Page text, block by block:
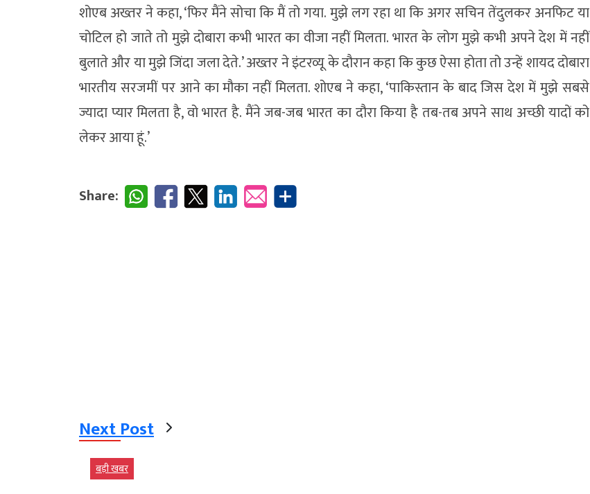
शोएब अख्तर ने कहा, ‘फिर मैंने सोचा कि मैं तो गया. मुझे लग रहा था कि अगर सचिन तेंदुलकर अनफिट या
चोटिल हो जाते तो मुझे दोबारा कभी भारत का वीजा नहीं मिलता. भारत के लोग मुझे कभी अपने देश में नहीं
बुलाते और या मुझे जिंदा जला देते.’ अख्तर ने इंटरव्यू के दौरान कहा कि कुछ ऐसा होता तो उन्हें शायद दोबारा
भारतीय सरजमीं पर आने का मौका नहीं मिलता. शोएब ने कहा, ‘पाकिस्तान के बाद जिस देश में मुझे सबसे
ज्यादा प्यार मिलता है, वो भारत है. मैंने जब-जब भारत का दौरा किया है तब-तब अपने साथ अच्छी यादों को
लेकर आया हूं.’
Share:
Next Post
बड़ी खबर